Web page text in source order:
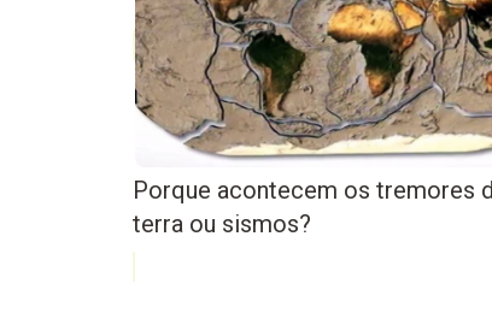
Porque acontecem os tremores
terra ou sismos?